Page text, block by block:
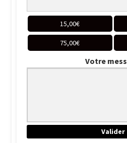
15,00€
75,00€
Votre